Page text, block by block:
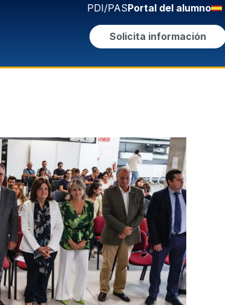
PDI/PASPortal del alumno
Solicita información